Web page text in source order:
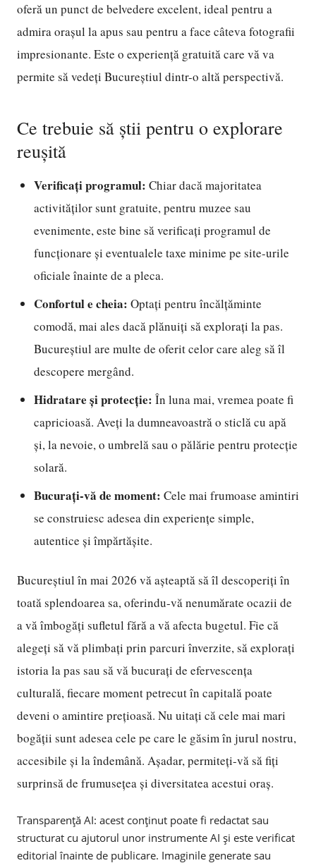
oferă un punct de belvedere excelent, ideal pentru a
admira orașul la apus sau pentru a face câteva fotografii
impresionante. Este o experiență gratuită care vă va
permite să vedeți Bucureștiul dintr-o altă perspectivă.
Ce trebuie să știi pentru o explorare
reușită
Verificați programul: Chiar dacă majoritatea
activităților sunt gratuite, pentru muzee sau
evenimente, este bine să verificați programul de
funcționare și eventualele taxe minime pe site-urile
oficiale înainte de a pleca.
Confortul e cheia: Optați pentru încălțăminte
comodă, mai ales dacă plănuiți să explorați la pas.
Bucureștiul are multe de oferit celor care aleg să îl
descopere mergând.
Hidratare și protecție: În luna mai, vremea poate fi
capricioasă. Aveți la dumneavoastră o sticlă cu apă
și, la nevoie, o umbrelă sau o pălărie pentru protecție
solară.
Bucurați-vă de moment: Cele mai frumoase amintiri
se construiesc adesea din experiențe simple,
autentice și împărtășite.
Bucureștiul în mai 2026 vă așteaptă să îl descoperiți în
toată splendoarea sa, oferindu-vă nenumărate ocazii de
a vă îmbogăți sufletul fără a vă afecta bugetul. Fie că
alegeți să vă plimbați prin parcuri înverzite, să explorați
istoria la pas sau să vă bucurați de efervescența
culturală, fiecare moment petrecut în capitală poate
deveni o amintire prețioasă. Nu uitați că cele mai mari
bogății sunt adesea cele pe care le găsim în jurul nostru,
accesibile și la îndemână. Așadar, permiteți-vă să fiți
surprinsă de frumusețea și diversitatea acestui oraș.
Transparență AI: acest conținut poate fi redactat sau
structurat cu ajutorul unor instrumente AI și este verificat
editorial înainte de publicare. Imaginile generate sau